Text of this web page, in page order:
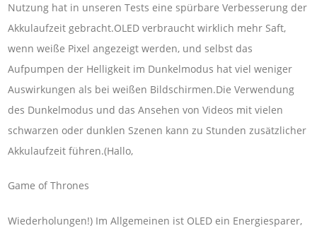
Nutzung hat in unseren Tests eine spürbare Verbesserung der
Akkulaufzeit gebracht.OLED verbraucht wirklich mehr Saft,
wenn weiße Pixel angezeigt werden, und selbst das
Aufpumpen der Helligkeit im Dunkelmodus hat viel weniger
Auswirkungen als bei weißen Bildschirmen.Die Verwendung
des Dunkelmodus und das Ansehen von Videos mit vielen
schwarzen oder dunklen Szenen kann zu Stunden zusätzlicher
Akkulaufzeit führen.(Hallo,
Game of Thrones
Wiederholungen!) Im Allgemeinen ist OLED ein Energiesparer,